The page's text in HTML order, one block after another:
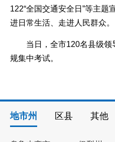
122“全国交通安全日”等主题
进日常生活、走进人民群众。
当日，全市120名县级
规集中考试。
地市州 区县 其他